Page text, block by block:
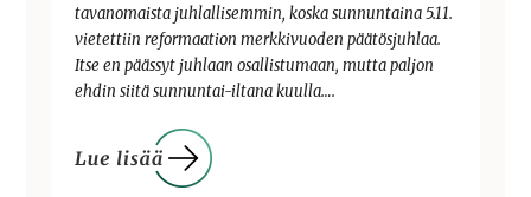
tavanomaista juhlallisemmin, koska sunnuntaina 5.11.
vietettiin reformaation merkkivuoden päätösjuhlaa.
Itse en päässyt juhlaan osallistumaan, mutta paljon
ehdin siitä sunnuntai-iltana kuulla….